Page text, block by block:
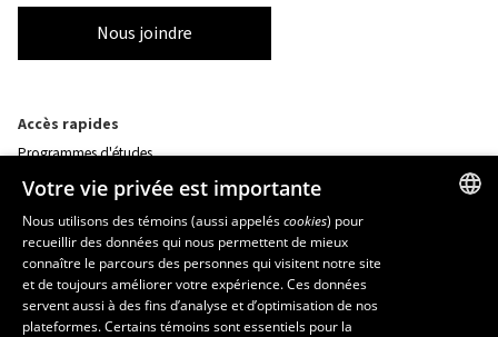
Nous joindre
Accès rapides
Programmes d'études
Nos départements et école
Foire aux questions
Ressources
monPortail
Votre vie privée est importante
Nous utilisons des témoins (aussi appeléscookies) pour
recueillir des données qui nous permettent de mieux
connaître le parcours des personnes qui visitent notre site
et de toujours améliorer votre expérience. Ces données
servent aussi à des fins d’analyse et d’optimisation de nos
plateformes. Certains témoins sont essentiels pour la